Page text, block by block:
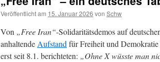
Veröffentlicht am 15. Januar 2026 von Schw
Von „Free Iran“-Solidaritätsdemos auf
anhaltende Aufstand für Freiheit und
erst seit 8.1. berichteten: „Ohne X wüsste man